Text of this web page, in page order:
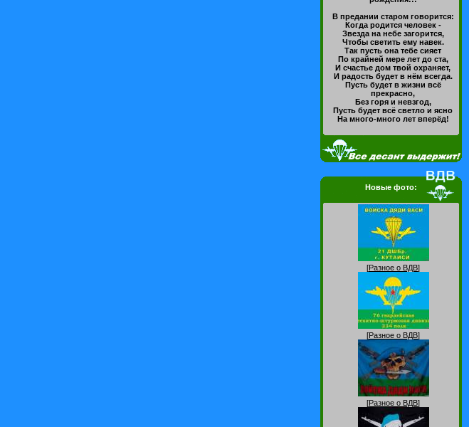
В предании старом говорится:
Когда родится человек -
Звезда на небе загорится,
Чтобы светить ему навек.
Так пусть она тебе сияет
По крайней мере лет до ста,
И счастье дом твой охраняет,
И радость будет в нём всегда.
Пусть будет в жизни всё
прекрасно,
Без горя и невзгод,
Пусть будет всё светло и ясно
На много-много лет вперёд!
Новые фото:
[Разное о ВДВ]
[Разное о ВДВ]
[Разное о ВДВ]